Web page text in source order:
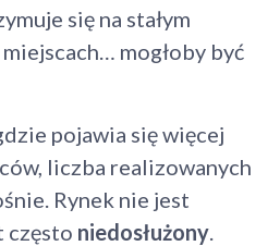
się na stałym
mogłoby być
pojawia się więcej
liczba realizowanych
Rynek nie jest
często niedosłużony.